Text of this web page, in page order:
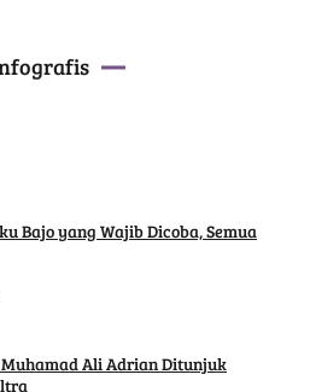
Bajo yang Wajib Dicoba, Semua
Ali Adrian Ditunjuk